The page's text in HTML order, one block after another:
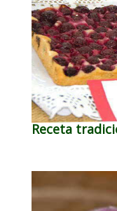
Receta